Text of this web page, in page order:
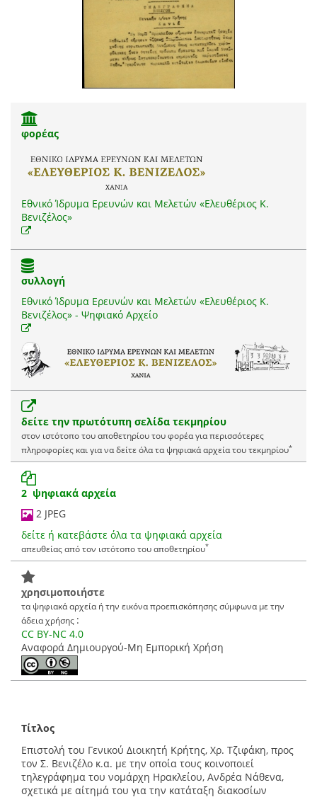
φορέας
Εθνικό Ίδρυμα Ερευνών και Μελετών «Ελευθέριος Κ.
Βενιζέλος»
συλλογή
Εθνικό Ίδρυμα Ερευνών και Μελετών «Ελευθέριος Κ.
Βενιζέλος» - Ψηφιακό Αρχείο
δείτε την πρωτότυπη σελίδα τεκμηρίου
στον ιστότοπο του αποθετηρίου του φορέα για περισσότερες
πληροφορίες και για να δείτε όλα τα ψηφιακά αρχεία του τεκμηρίου*
2 ψηφιακά αρχεία
2 JPEG
δείτε ή κατεβάστε όλα τα ψηφιακά αρχεία
απευθείας από τον ιστότοπο του αποθετηρίου*
χρησιμοποιήστε
τα ψηφιακά αρχεία ή την εικόνα προεπισκόπησης σύμφωνα με την
άδεια χρήσης :
CC BY-NC 4.0
Αναφορά Δημιουργού-Μη Εμπορική Χρήση
Τίτλος
Επιστολή του Γενικού Διοικητή Κρήτης, Χρ. Τζιφάκη, προς
τον Σ. Βενιζέλο κ.α. με την οποία τους κοινοποιεί
τηλεγράφημα του νομάρχη Ηρακλείου, Ανδρέα Νάθενα,
σχετικά με αίτημά του για την κατάταξη διακοσίων